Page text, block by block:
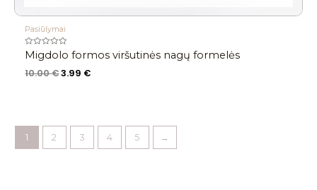
Pasiūlymai
Įvertinimas:
0
5
Migdolo formos viršutinės nagų formelės
10.00€3.99 €
1 2 3 4 5 →